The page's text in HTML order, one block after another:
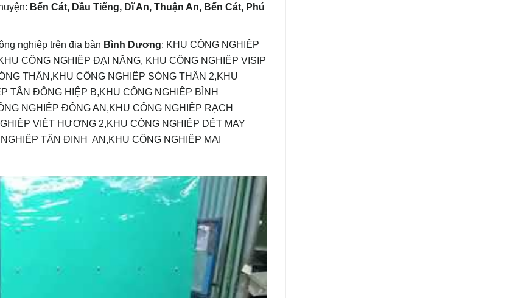
Bến Cát, Dầu Tiếng, Dĩ An, Thuận An, Bến Cát, Phú
nghiệp trên địa bàn Bình Dương: KHU CÔNG NGHIỆP
CÔNG NGHIÊP ĐẠI NĂNG, KHU CÔNG NGHIÊP VISIP
THẦN,KHU CÔNG NGHIÊP SÓNG THẦN 2,KHU
TÂN ĐÔNG HIỆP B,KHU CÔNG NGHIÊP BÌNH
NGHIÊP ĐÔNG AN,KHU CÔNG NGHIÊP RẠCH
VIỆT HƯƠNG 2,KHU CÔNG NGHIÊP DỆT MAY
TÂN ĐỊNH AN,KHU CÔNG NGHIÊP MAI